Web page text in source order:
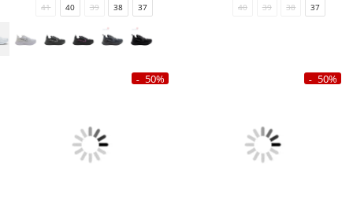
37
38
39
40
37
38
39
40
41
50%
50%